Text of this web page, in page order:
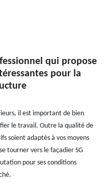
qui propose
pour la
il est important de bien
le travail. Outre la qualité de
soient adaptés à vos moyens
tourner vers le façadier SG
pour ses conditions